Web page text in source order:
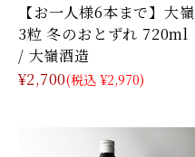
【お一人様6本まで】大嶺
3粒 冬のおとずれ 720ml
/ 大嶺酒造
¥2,700(税込 ¥2,970)